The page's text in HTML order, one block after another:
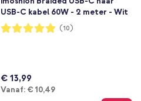
USB-C kabel 60W - 2 meter - Wit
Waardering:
98%
(10)
€ 13,99
Vanaf: Vanaf
€ 10,49